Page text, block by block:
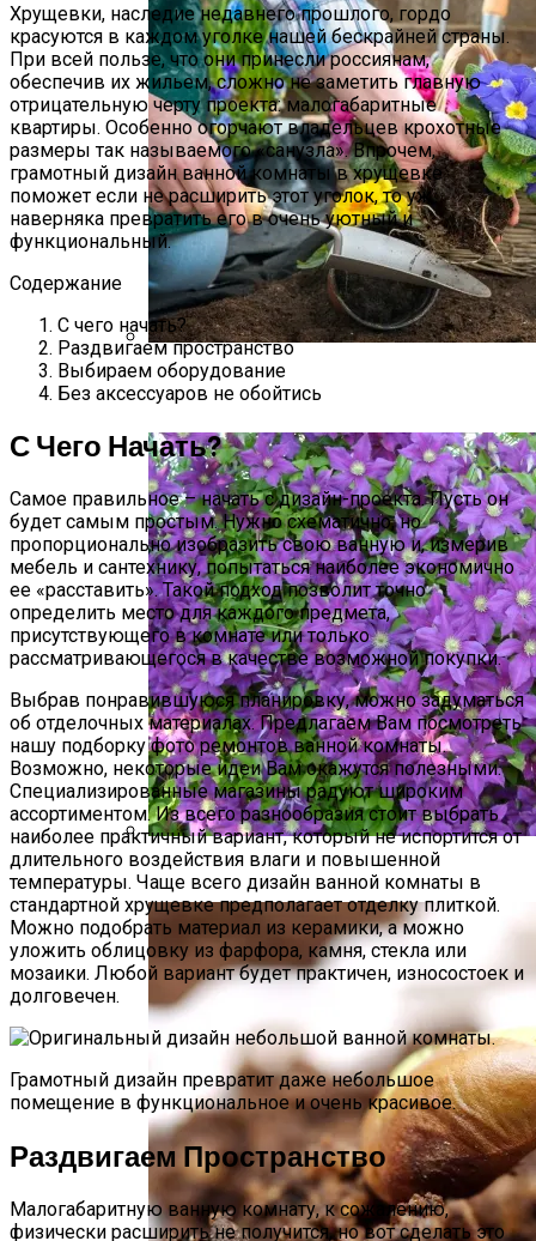
Виды Цветов Для Посадки В Апреле,
Чтобы Быстрее Зацвели
Размножение Клематиса Семенами
Хрущевки, наследие недавнего прошлого, гордо
красуются в каждом уголке нашей бескрайней страны.
При всей пользе, что они принесли россиянам,
обеспечив их жильем, сложно не заметить главную
отрицательную черту проекта: малогабаритные
квартиры. Особенно огорчают владельцев крохотные
размеры так называемого «санузла». Впрочем,
грамотный дизайн ванной комнаты в хрущевке
поможет если не расширить этот уголок, то уж
наверняка превратить его в очень уютный и
функциональный.
Содержание
С чего начать?
Раздвигаем пространство
Выбираем оборудование
Без аксессуаров не обойтись
С Чего Начать?
Самое правильное – начать с дизайн-проекта. Пусть он
будет самым простым. Нужно схематично, но
пропорционально изобразить свою ванную и, измерив
мебель и сантехнику, попытаться наиболее экономично
ее «расставить». Такой подход позволит точно
определить место для каждого предмета,
присутствующего в комнате или только
рассматривающегося в качестве возможной покупки.
Выбрав понравившуюся планировку, можно задуматься
об отделочных материалах. Предлагаем Вам посмотреть
нашу подборку фото ремонтов ванной комнаты.
Возможно, некоторые идеи Вам окажутся полезными.
Специализированные магазины радуют широким
ассортиментом. Из всего разнообразия стоит выбрать
наиболее практичный вариант, который не испортится от
длительного воздействия влаги и повышенной
температуры. Чаще всего дизайн ванной комнаты в
стандартной хрущевке предполагает отделку плиткой.
Можно подобрать материал из керамики, а можно
уложить облицовку из фарфора, камня, стекла или
мозаики. Любой вариант будет практичен, износостоек и
долговечен.
Грамотный дизайн превратит даже небольшое
помещение в функциональное и очень красивое.
Раздвигаем Пространство
Малогабаритную ванную комнату, к сожалению,
физически расширить не получится, но вот сделать это